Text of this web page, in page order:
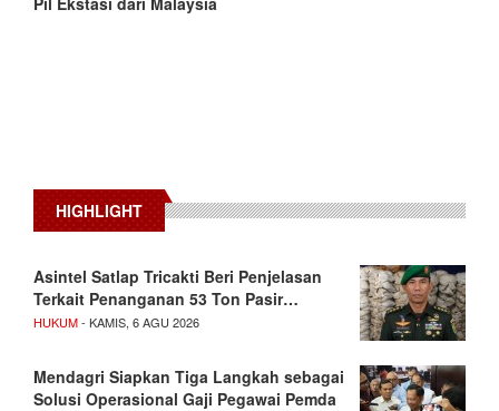
HIGHLIGHT
Asintel Satlap Tricakti Beri Penjelasan
Terkait Penanganan 53 Ton Pasir…
HUKUM- KAMIS, 6 AGU 2026
Mendagri Siapkan Tiga Langkah sebagai
Solusi Operasional Gaji Pegawai Pemda